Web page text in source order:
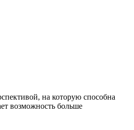
на которую способна
возможность больше